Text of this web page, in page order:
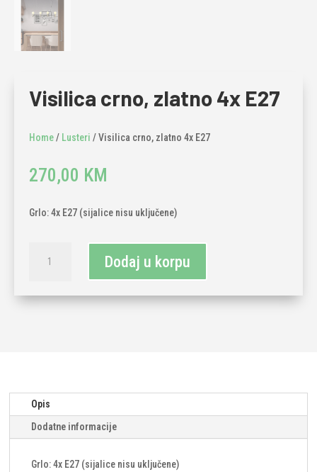
Visilica crno, zlatno 4x E27
Home/ Lusteri / Visilica crno, zlatno 4x E27
270,00 KM
Grlo: 4x E27 (sijalice nisu uključene)
4x
Dodaj u korpu
Opis
Dodatne informacije
Grlo: 4x E27 (sijalice nisu uključene)